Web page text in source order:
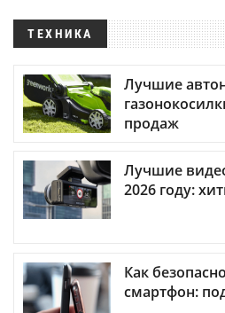
ТЕХНИКА
Лучшие
продаж
Лучшие
2026 году:
Как
смартфон: